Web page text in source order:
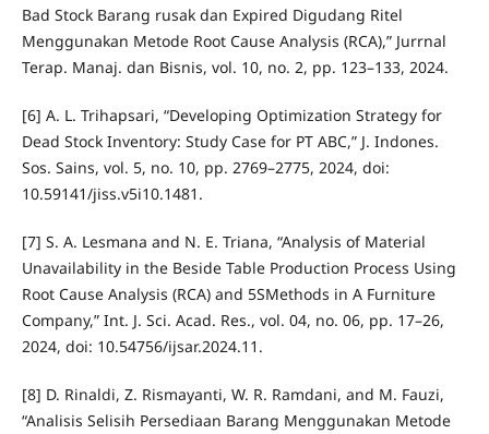
Bad Stock Barang rusak dan Expired Digudang Ritel
Menggunakan Metode Root Cause Analysis (RCA),” Jurrnal
Terap. Manaj. dan Bisnis, vol. 10, no. 2, pp. 123–133, 2024.
[6] A. L. Trihapsari, “Developing Optimization Strategy for
Dead Stock Inventory: Study Case for PT ABC,” J. Indones.
Sos. Sains, vol. 5, no. 10, pp. 2769–2775, 2024, doi:
10.59141/jiss.v5i10.1481.
[7] S. A. Lesmana and N. E. Triana, “Analysis of Material
Unavailability in the Beside Table Production Process Using
Root Cause Analysis (RCA) and 5SMethods in A Furniture
Company,” Int. J. Sci. Acad. Res., vol. 04, no. 06, pp. 17–26,
2024, doi: 10.54756/ijsar.2024.11.
[8] D. Rinaldi, Z. Rismayanti, W. R. Ramdani, and M. Fauzi,
“Analisis Selisih Persediaan Barang Menggunakan Metode